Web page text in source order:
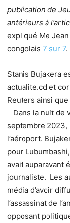
publication de
antérieurs à
expliqué Me
congolais 7 sur 7.
Stanis Bujakera
actualite.cd et
Reuters ainsi
Dans la nuit de
septembre 2023,
l’aéroport.
pour
avait auparavant
journaliste. Les
média d’avoir
l’assassinat de
opposant